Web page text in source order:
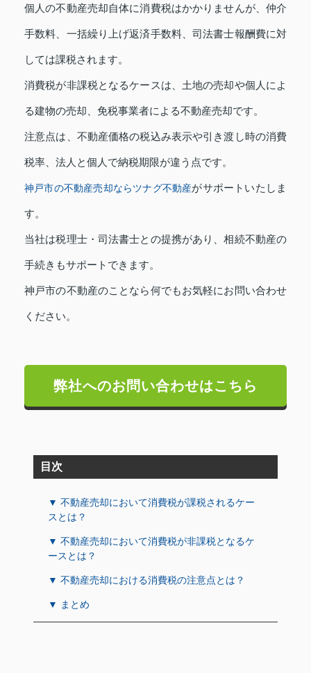
個人の不動産売却自体に消費税はかかりませんが、仲介
手数料、一括繰り上げ返済手数料、司法書士報酬費に対
しては課税されます。
消費税が非課税となるケースは、土地の売却や個人によ
る建物の売却、免税事業者による不動産売却です。
注意点は、不動産価格の税込み表示や引き渡し時の消費
税率、法人と個人で納税期限が違う点です。
神戸市の不動産売却ならツナグ不動産がサポートいたしま
す。
当社は税理士・司法書士との提携があり、相続不動産の
手続きもサポートできます。
神戸市の不動産のことなら何でもお気軽にお問い合わせ
ください。
弊社へのお問い合わせはこちら
目次
▼ 不動産売却において消費税が課税されるケー
スとは？
▼ 不動産売却において消費税が非課税となるケ
ースとは？
▼ 不動産売却における消費税の注意点とは？
▼ まとめ